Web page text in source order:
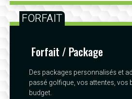
FORFAIT
Forfait / Package
Des packages personnalisés et
passé golfique, vos attentes, vos
budget.